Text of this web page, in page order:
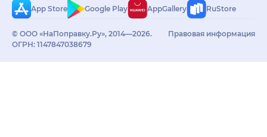
App Store
Google Play AppGallery RuStore
© ООО «НаПоправку.Ру», 2014—2026.
ОГРН: 1147847038679
Правовая информация